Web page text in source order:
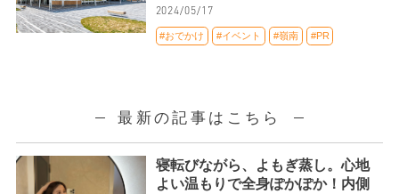
2024/05/17
#おでかけ #イベント #嶺南 #PR
最新の記事はこちら
寝転びながら、よもぎ蒸し。心地
よい温もりで全身ぽかぽか！内側